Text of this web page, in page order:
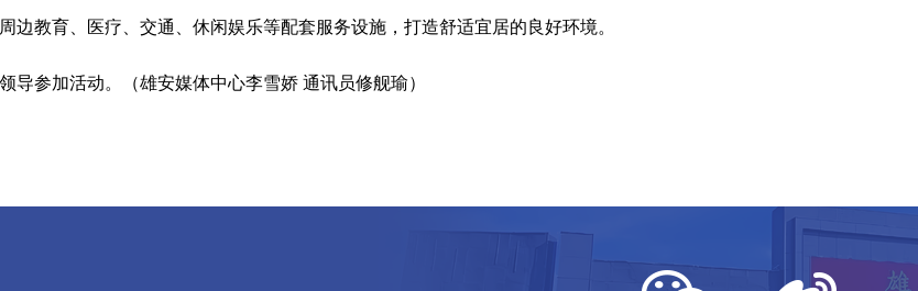
边教育、医疗、交通、休闲娱乐等配套服务设施，打造舒适宜居的良好环境。
参加活动。（雄安媒体中心李雪娇 通讯员修舰瑜）